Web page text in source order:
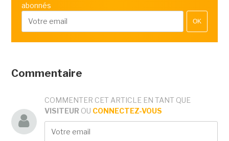
abonnés
OK
Commentaire
COMMENTER CET ARTICLE EN TANT QUE
VISITEUR OU CONNECTEZ-VOUS